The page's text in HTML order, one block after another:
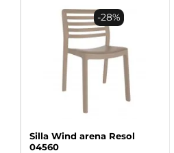
Silla Wind arena Resol
04560
-28%